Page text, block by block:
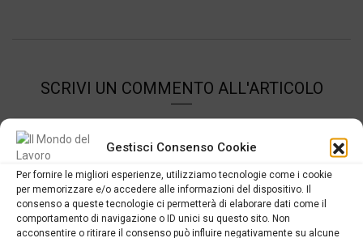
Gestisci Consenso Cookie
Per fornire le migliori esperienze, utilizziamo tecnologie come i cookie
per memorizzare e/o accedere alle informazioni del dispositivo. Il
consenso a queste tecnologie ci permetterà di elaborare dati come il
comportamento di navigazione o ID unici su questo sito. Non
acconsentire o ritirare il consenso può influire negativamente su alcune
SCRIVI UN COMMENTO ALL'ARTICOLO